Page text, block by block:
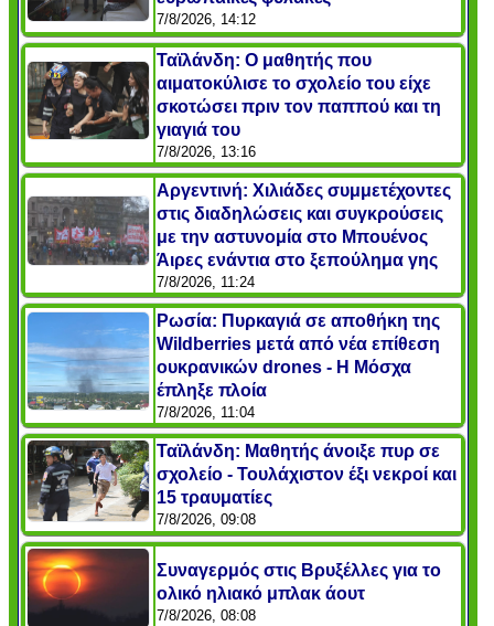
7/8/2026, 14:12
Ταϊλάνδη: Ο μαθητής που
αιματοκύλισε το σχολείο του είχε
σκοτώσει πριν τον παππού και τη
γιαγιά του
7/8/2026, 13:16
Αργεντινή: Χιλιάδες συμμετέχοντες
στις διαδηλώσεις και συγκρούσεις
με την αστυνομία στο Μπουένος
Άιρες ενάντια στο ξεπούλημα γης
7/8/2026, 11:24
Ρωσία: Πυρκαγιά σε αποθήκη της
Wildberries μετά από νέα επίθεση
ουκρανικών drones - Η Μόσχα
έπληξε πλοία
7/8/2026, 11:04
Ταϊλάνδη: Μαθητής άνοιξε πυρ σε
σχολείο - Τουλάχιστον έξι νεκροί και
15 τραυματίες
7/8/2026, 09:08
Συναγερμός στις Βρυξέλλες για το
ολικό ηλιακό μπλακ άουτ
7/8/2026, 08:08